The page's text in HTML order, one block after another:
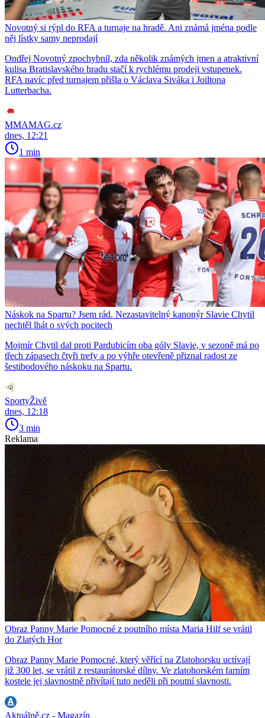
Novotný si rýpl do RFA a turnaje na hradě. Ani známá jména podle
něj lístky samy neprodají
Ondřej Novotný zpochybnil, zda několik známých jmen a atraktivní
kulisa Bratislavského hradu stačí k rychlému prodeji vstupenek.
RFA navíc před turnajem přišla o Václava Siváka i Joiltona
Lutterbacha.
MMAMAG.cz
dnes, 12:21
1 min
Náskok na Spartu? Jsem rád. Nezastavitelný kanonýr Slavie Chytil
nechtěl lhát o svých pocitech
Mojmír Chytil dal proti Pardubicím oba góly Slavie, v sezoně má po
třech zápasech čtyři trefy a po výhře otevřeně přiznal radost ze
šestibodového náskoku na Spartu.
SportyŽivě
dnes, 12:18
3 min
Reklama
Obraz Panny Marie Pomocné z poutního místa Maria Hilf se vrátil
do Zlatých Hor
Obraz Panny Marie Pomocné, který věřící na Zlatohorsku uctívají
již 300 let, se vrátil z restaurátorské dílny. Ve zlatohorském farním
kostele jej slavnostně přivítají tuto neděli při poutní slavnosti.
Aktuálně.cz - Magazín